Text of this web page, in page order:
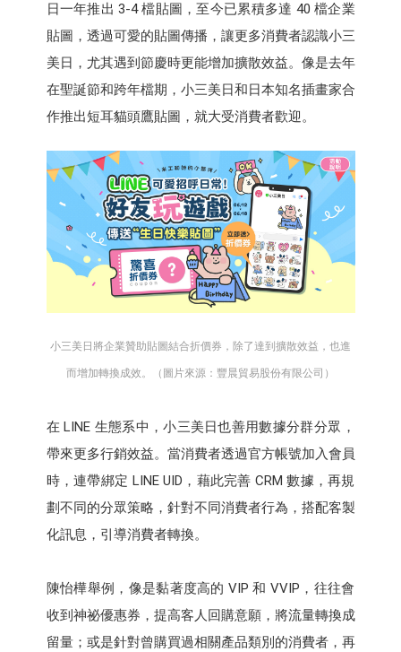
日一年推出 3-4 檔貼圖，至今已累積多達 40 檔企業
貼圖，透過可愛的貼圖傳播，讓更多消費者認識小三
美日，尤其遇到節慶時更能增加擴散效益。像是去年
在聖誕節和跨年檔期，小三美日和日本知名插畫家合
作推出短耳貓頭鷹貼圖，就大受消費者歡迎。
小三美日將企業贊助貼圖結合折價券，除了達到擴散效益，也進
而增加轉換成效。（圖片來源：豐晨貿易股份有限公司）
在 LINE 生態系中，小三美日也善用數據分群分眾，
帶來更多行銷效益。當消費者透過官方帳號加入會員
時，連帶綁定 LINE UID，藉此完善 CRM 數據，再規
劃不同的分眾策略，針對不同消費者行為，搭配客製
化訊息，引導消費者轉換。
陳怡樺舉例，像是黏著度高的 VIP 和 VVIP，往往會
收到神祕優惠券，提高客人回購意願，將流量轉換成
留量；或是針對曾購買過相關產品類別的消費者，再